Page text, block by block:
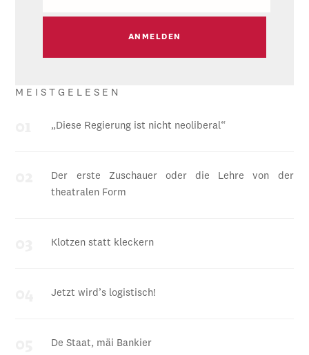
MEISTGELESEN
„Diese Regierung ist nicht neoliberal“
Der erste Zuschauer oder die Lehre von der
theatralen Form
Klotzen statt kleckern
Jetzt wird’s logistisch!
De Staat, mäi Bankier